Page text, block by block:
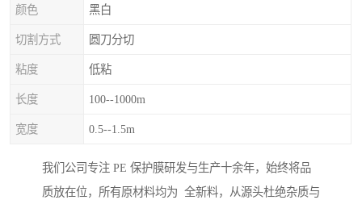
颜色 黑白
切割方式 圆刀分切
粘度 低粘
长度 100--1000m
宽度 0.5--1.5m
我们公司专注 PE 保护膜研发与生产十余年，始终将品
质放在位，所有原材料均为 全新料，从源头杜绝杂质与